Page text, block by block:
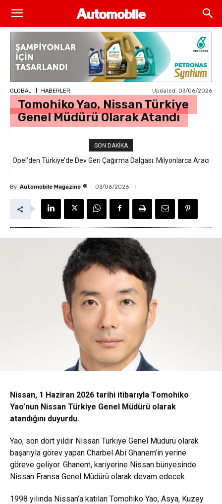
GLOBAL HABERLER Updated: 03/06/2026
Tomohiko Yao, Nissan Türkiye
Genel Müdürü Olarak Atandı
SON DAKIKA
Opel’den Türkiye’de Dev Geri Çağırma Dalgası: Milyonlarca Aracı
By Automobile Magazine ® 03/06/2026
Nissan, 1 Haziran 2026 tarihi itibarıyla Tomohiko
Yao’nun Nissan Türkiye Genel Müdürü olarak
atandığını duyurdu.
Yao, son dört yıldır Nissan Türkiye Genel Müdürü olarak
başarıyla görev yapan Charbel Abi Ghanem’in yerine
göreve geliyor. Ghanem, kariyerine Nissan bünyesinde
Nissan Fransa Genel Müdürü olarak devam edecek.
1998 yılında Nissan’a katılan Tomohiko Yao, Asya, Kuzey